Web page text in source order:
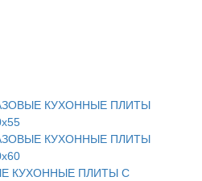
КУХОННЫЕ ПЛИТЫ
КУХОННЫЕ ПЛИТЫ
КУХОННЫЕ ПЛИТЫ С